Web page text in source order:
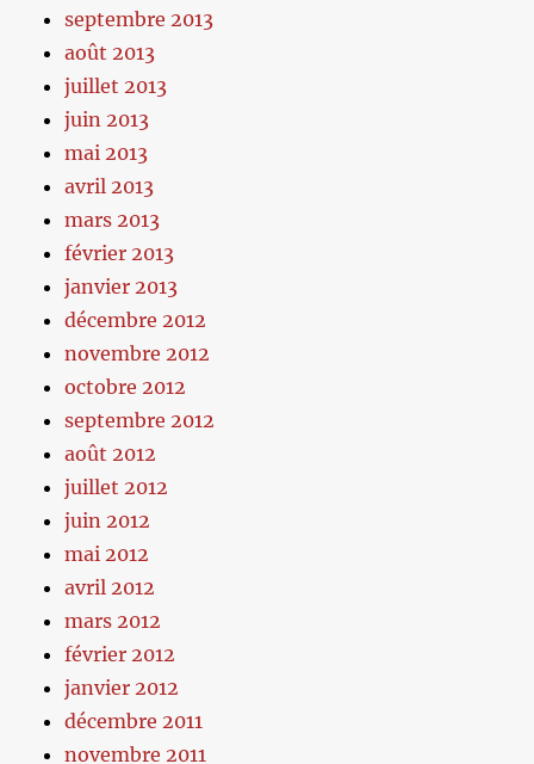
septembre 2013
août 2013
juillet 2013
juin 2013
mai 2013
avril 2013
mars 2013
février 2013
janvier 2013
décembre 2012
novembre 2012
octobre 2012
septembre 2012
août 2012
juillet 2012
juin 2012
mai 2012
avril 2012
mars 2012
février 2012
janvier 2012
décembre 2011
novembre 2011